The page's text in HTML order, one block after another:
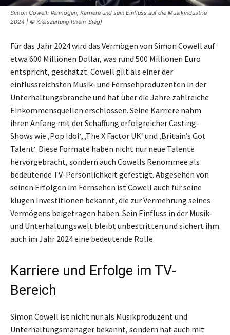
Simon Cowell: Vermögen, Karriere und sein Einfluss auf die Musikindustrie
2024 | © Kreiszeitung Rhein-Sieg)
Für das Jahr 2024 wird das Vermögen von Simon Cowell auf
etwa 600 Millionen Dollar, was rund 500 Millionen Euro
entspricht, geschätzt. Cowell gilt als einer der
einflussreichsten Musik- und Fernsehproduzenten in der
Unterhaltungsbranche und hat über die Jahre zahlreiche
Einkommensquellen erschlossen. Seine Karriere nahm
ihren Anfang mit der Schaffung erfolgreicher Casting-
Shows wie ‚Pop Idol‘, ‚The X Factor UK‘ und ‚Britain’s Got
Talent‘. Diese Formate haben nicht nur neue Talente
hervorgebracht, sondern auch Cowells Renommee als
bedeutende TV-Persönlichkeit gefestigt. Abgesehen von
seinen Erfolgen im Fernsehen ist Cowell auch für seine
klugen Investitionen bekannt, die zur Vermehrung seines
Vermögens beigetragen haben. Sein Einfluss in der Musik-
und Unterhaltungswelt bleibt unbestritten und sichert ihm
auch im Jahr 2024 eine bedeutende Rolle.
Karriere und Erfolge im TV-
Bereich
Simon Cowell ist nicht nur als Musikproduzent und
Unterhaltungsmanager bekannt, sondern hat auch mit